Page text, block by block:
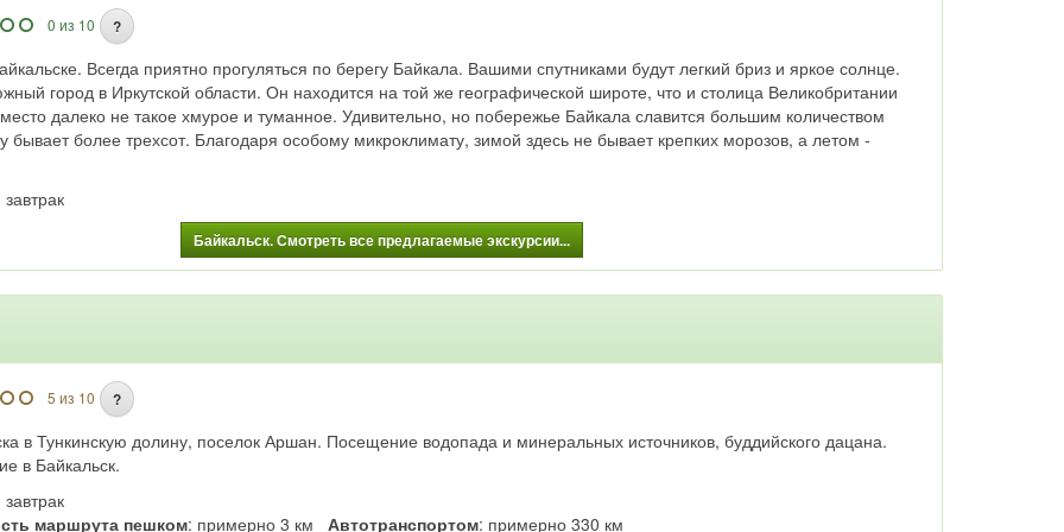
по составу разная.
можно совершить
на холмы, откуда
прекрасный вид.
в любой сезон
ведь в них полно
подходит для купания и
и торфянистые, а
зато рядом с ним
являются реликтовые
по пути на озера.
большая, что нужно
обхватить дерево. На
покидает ощущение
территории
а по Изумрудному
лебеди.
экскурсия (на природе)
рюкзака
0 из 10 ?
Всегда приятно прогуляться по берегу Байкала. Вашими спутниками будут легкий бриз и яркое солнце.
город в Иркутской области. Он находится на той же географической широте, что и столица Великобритании
далеко не такое хмурое и туманное. Удивительно, но побережье Байкала славится большим количеством
бывает более трехсот. Благодаря особому микроклимату, зимой здесь не бывает крепких морозов, а летом -
завтрак
Байкальск. Смотреть все предлагаемые экскурсии...
5 из 10 ?
в Тункинскую долину, поселок Аршан. Посещение водопада и минеральных источников, буддийского дацана.
в Байкальск.
завтрак
маршрута пешком: примерно 3 км Автотранспортом: примерно 330 км